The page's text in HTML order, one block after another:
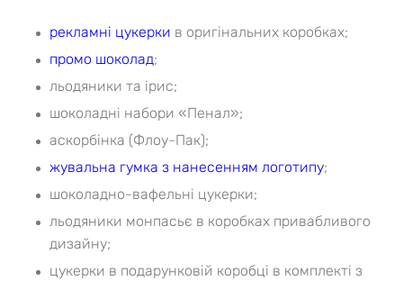
рекламні цукерки в оригінальних коробках;
промо шоколад;
льодяники та ірис;
шоколадні набори «Пенал»;
аскорбінка (Флоу-Пак);
жувальна гумка з нанесенням логотипу;
шоколадно-вафельні цукерки;
льодяники монпасьє в коробках привабливого
дизайну;
цукерки в подарунковій коробці в комплекті з